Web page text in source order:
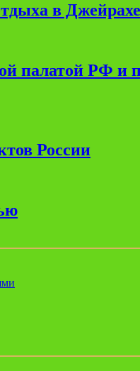
в Джейрахе
палатой РФ и
России